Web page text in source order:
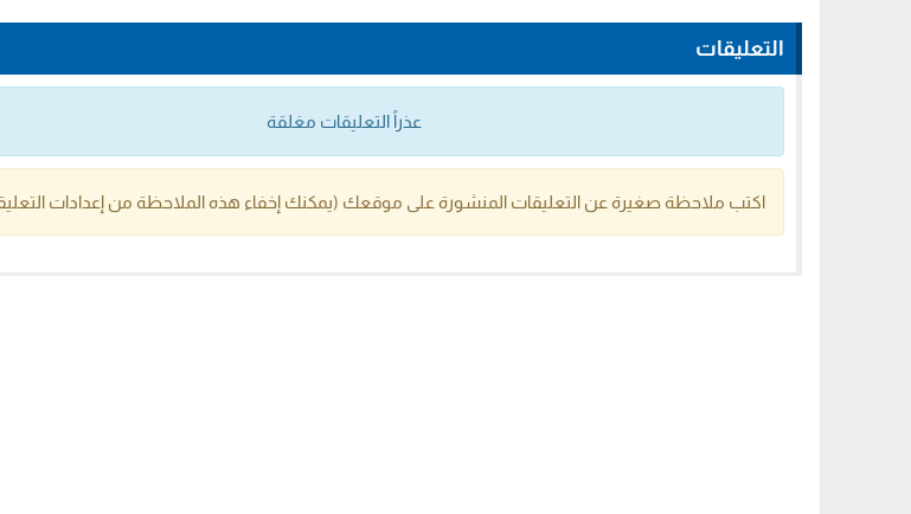
التعليقات
عذراً التعليقات مغلقة
اكتب ملاحظة صغيرة عن التعليقات المنشورة على موقعك (يمكنك إخفاء هذه الملاحظة من إعدادات